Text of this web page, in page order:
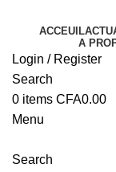
ACCEUIL
A
Login / Register
Search
0 items CFA0.00
Menu
Search